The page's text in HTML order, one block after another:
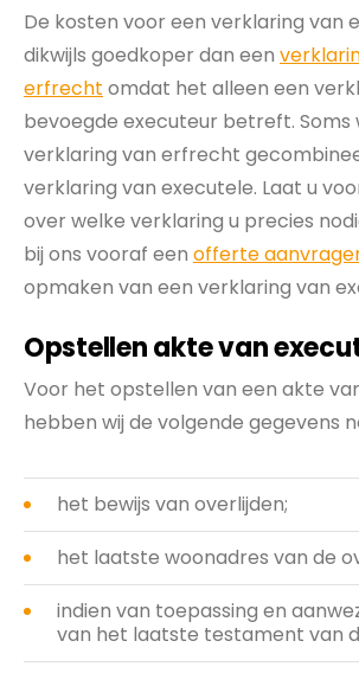
De kosten voor een verklaring van
dikwijls goedkoper dan een
erfrecht omdat het alleen een
bevoegde executeur betreft. Soms
verklaring van erfrecht
verklaring van executele. Laat u
over welke verklaring u precies
bij ons vooraf een offerte
opmaken van een verklaring van
Opstellen akte van
Voor het opstellen van een akte
hebben wij de volgende gegevens
het bewijs van overlijden;
het laatste woonadres van de
indien van toepassing en
van het laatste testament van